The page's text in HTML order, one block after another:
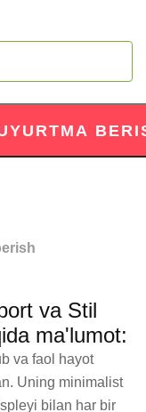
va Stil
ma'lumot:
va faol hayot
Uning minimalist
bilan har bir